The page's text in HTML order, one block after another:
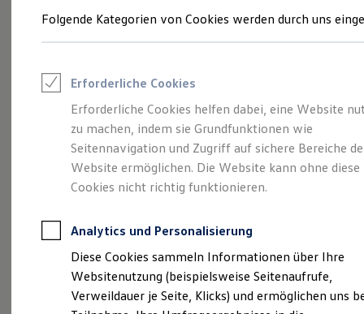
Junge Gebrauchtwagen und Gebrauchtwagen
Saisonangebote
Leasing
Leasing-Angebote
Gebrauchtwagen Leasing
Junge Gebrauchtwagen-Leasing
Elektroauto Leasing
Kleinwagen-Leasing
Leasing ohne Anzahlung
Autokredit mit Schlussrate
Versicherungen und Garantien
Kfz-Versicherung
Restschuldversicherungen
Garantien
Wartungsverträge
Eine Spur Extra. Der
neue vollelektrische
ID. Polo
Folgende Kategorien von Cookies werden durch uns
Erforderliche Cookies
Erforderliche Cookies helfen dabei, eine Website
zu machen, indem sie Grundfunktionen wie
Seitennavigation und Zugriff auf sichere Bereiche
Website ermöglichen. Die Website kann ohne diese
Cookies nicht richtig funktionieren.
Analytics und Personalisierung
Diese Cookies sammeln Informationen über Ihre
Websitenutzung (beispielsweise Seitenaufrufe,
Verweildauer je Seite, Klicks) und ermöglichen uns